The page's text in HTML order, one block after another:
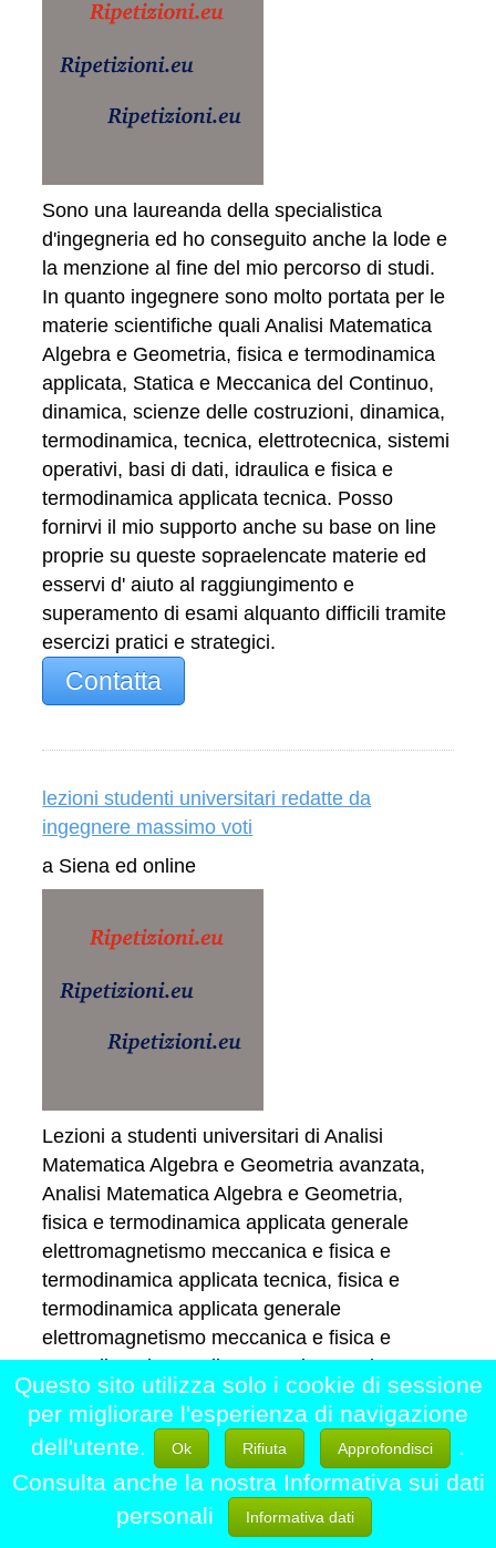
Sono una laureanda della specialistica
d'ingegneria ed ho conseguito anche la lode e
la menzione al fine del mio percorso di studi.
In quanto ingegnere sono molto portata per le
materie scientifiche quali Analisi Matematica
Algebra e Geometria, fisica e termodinamica
applicata, Statica e Meccanica del Continuo,
dinamica, scienze delle costruzioni, dinamica,
termodinamica, tecnica, elettrotecnica, sistemi
operativi, basi di dati, idraulica e fisica e
termodinamica applicata tecnica. Posso
fornirvi il mio supporto anche su base on line
proprie su queste sopraelencate materie ed
esservi d' aiuto al raggiungimento e
superamento di esami alquanto difficili tramite
esercizi pratici e strategici.
Contatta
lezioni studenti universitari redatte da
ingegnere massimo voti
a Siena ed online
Lezioni a studenti universitari di Analisi
Matematica Algebra e Geometria avanzata,
Analisi Matematica Algebra e Geometria,
fisica e termodinamica applicata generale
elettromagnetismo meccanica e fisica e
termodinamica applicata tecnica, fisica e
termodinamica applicata generale
elettromagnetismo meccanica e fisica e
termodinamica applicata tecnica tecnica,
meccanica, dinamica, elettrotecnica,
termodinamica, idraulica, scienza delle
costruzioni, tecnica delle costruzioni,
costruzioni di macchine, basi di dati, sistemi
operativi (JAVA, C, C++ E PYTHON). Le mie
lezioni saranno anche online e sono redatte
Questo sito utilizza solo i cookie di sessione
per migliorare l'esperienza di navigazione
dell'utente.
Ok Rifiuta Approfondisci
Consulta anche la nostra Informativa sui dati
personali
Informativa dati